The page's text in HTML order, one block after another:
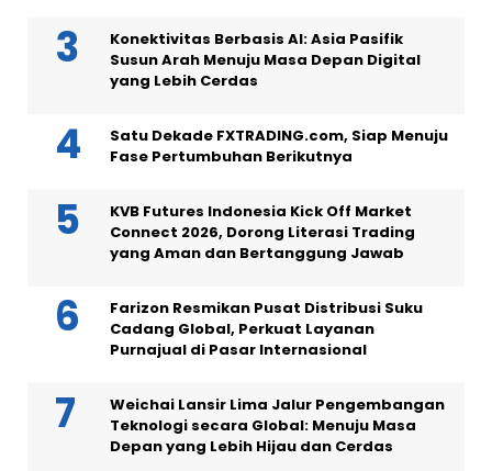
Konektivitas Berbasis AI: Asia Pasifik
Susun Arah Menuju Masa Depan Digital
yang Lebih Cerdas
Satu Dekade FXTRADING.com, Siap Menuju
Fase Pertumbuhan Berikutnya
KVB Futures Indonesia Kick Off Market
Connect 2026, Dorong Literasi Trading
yang Aman dan Bertanggung Jawab
Farizon Resmikan Pusat Distribusi Suku
Cadang Global, Perkuat Layanan
Purnajual di Pasar Internasional
Weichai Lansir Lima Jalur Pengembangan
Teknologi secara Global: Menuju Masa
Depan yang Lebih Hijau dan Cerdas